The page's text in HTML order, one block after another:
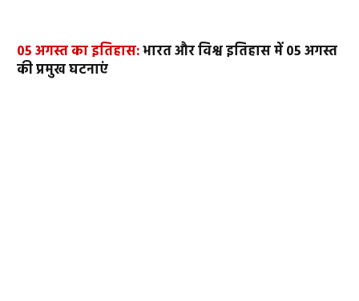
05 अगस्त का इतिहास:भारत और विश्व इतिहास में 05 अगस्त
की प्रमुख घटनाएं